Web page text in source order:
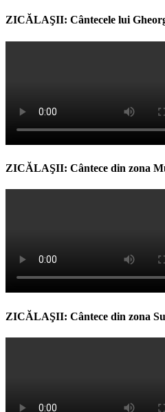
ZICĂLAŞII: Cântecele lui
ZICĂLAŞII: Cântece din zona
ZICĂLAŞII: Cântece din zona